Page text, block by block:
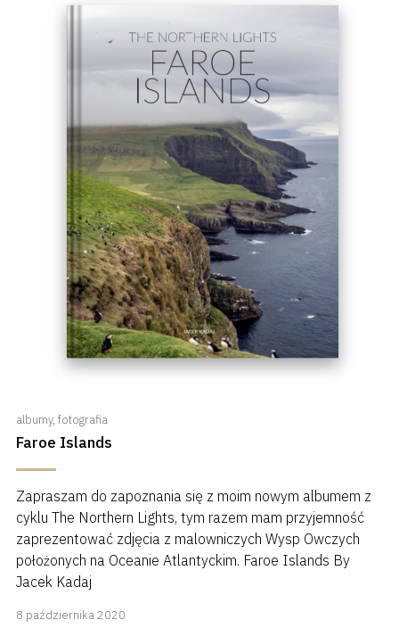
albumy, fotografia
Faroe Islands
Zapraszam do zapoznania się z moim nowym albumem z
cyklu The Northern Lights, tym razem mam przyjemność
zaprezentować zdjęcia z malowniczych Wysp Owczych
położonych na Oceanie Atlantyckim. Faroe Islands By
Jacek Kadaj
8 października 2020